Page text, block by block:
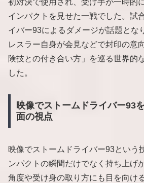
インパクトを見せた一戦でした。試
イバー93によるダメージが話題とな
レスラー自身が会見などで封印の意
険技との付き合い方」を巡る世界的
した。
映像でストームドライバー93
面の視点
映像でストームドライバー93という
ンパクトの瞬間だけでなく持ち上げ
角度や受け身の取り方にも目を向け